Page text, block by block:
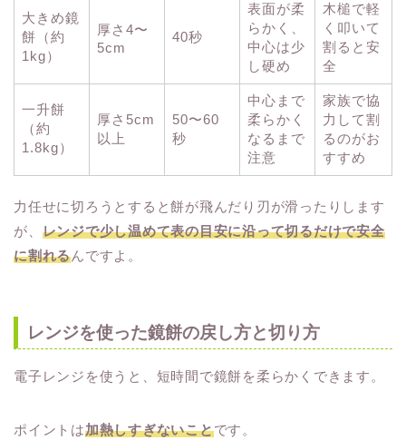
大きめ鏡
餅（約
1kg）
厚さ4〜
5cm
40秒
表面が柔
らかく、
中心は少
し硬め
木槌で軽
く叩いて
割ると安
全
一升餅
（約
1.8kg）
厚さ5cm
以上
50〜60
秒
中心まで
柔らかく
なるまで
注意
家族で協
力して割
るのがお
すすめ
力任せに切ろうとすると餅が飛んだり刃が滑ったりします
が、 レンジで少し温めて表の目安に沿って切るだけで安全
に割れるんですよ。
レンジを使った鏡餅の戻し方と切り方
電子レンジを使うと、短時間で鏡餅を柔らかくできます。
ポイントは加熱しすぎないことです。